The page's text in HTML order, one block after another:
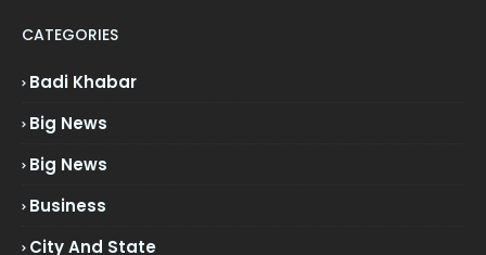
CATEGORIES
Badi Khabar
Big News
Big News
Business
City And State